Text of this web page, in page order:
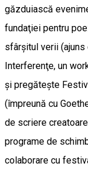
găzduiască
fundaţiei pentru
sfârşitul verii (ajuns
Interferenţe, un
şi pregăteşte
(împreună cu
de scriere
programe de
colaborare cu